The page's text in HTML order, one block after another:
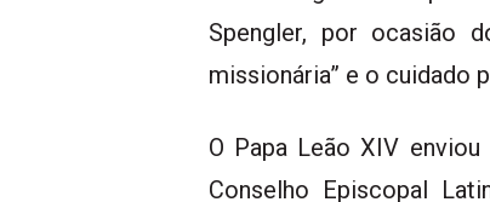
Spengler, por ocasião
missionária” e o cuidado
O Papa Leão XIV
Conselho Episcopal